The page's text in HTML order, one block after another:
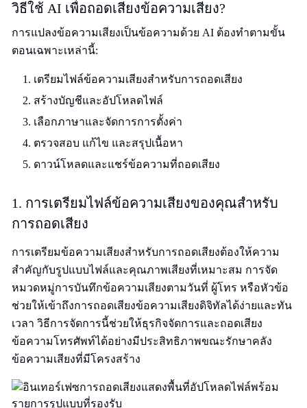
วิธีใช้ AI เพื่อถอดเสียงข้อความเสียง?
การแปลงข้อความเสียงเป็นข้อความด้วย AI ต้องทำตามขั้น
ตอนเฉพาะเหล่านี้:
เตรียมไฟล์ข้อความเสียงสำหรับการถอดเสียง
สร้างบัญชีและอัปโหลดไฟล์
เลือกภาษาและจัดการการตั้งค่า
ตรวจสอบ แก้ไข และสรุปเนื้อหา
ดาวน์โหลดและแชร์ข้อความที่ถอดเสียง
1. การเตรียมไฟล์ข้อความเสียงของคุณสำหรับ
การถอดเสียง
การเตรียมข้อความเสียงสำหรับการถอดเสียงต้องให้ความ
สำคัญกับรูปแบบไฟล์และคุณภาพเสียงที่เหมาะสม การจัด
หมวดหมู่การบันทึกข้อความเสียงตามวันที่ ผู้โทร หรือหัวข้อ
ช่วยให้เข้าถึงการถอดเสียงข้อความเสียงดิจิทัลได้ง่ายและทัน
เวลา วิธีการจัดการนี้ช่วยให้ธุรกิจจัดการและถอดเสียง
ข้อความโทรศัพท์ได้อย่างมีประสิทธิภาพขณะรักษาคลัง
ข้อความเสียงที่มีโครงสร้าง